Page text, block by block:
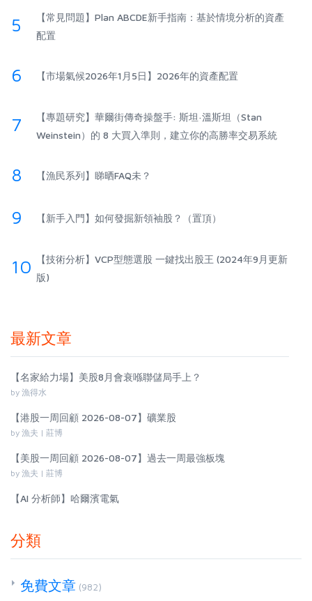
5
【常見問題】Plan ABCDE新手指南：基於情境分析的資產
配置
6 【市場氣候2026年1月5日】2026年的資產配置
7
【專題研究】華爾街傳奇操盤手: 斯坦·溫斯坦（Stan
Weinstein）的 8 大買入準則，建立你的高勝率交易系統
8 【漁民系列】睇晒FAQ未？
9 【新手入門】如何發掘新領袖股？（置頂）
10
【技術分析】VCP型態選股 一鍵找出股王 (2024年9月更新
版)
最新文章
【名家給力場】美股8月會衰喺聯儲局手上？
by 漁得水
【港股一周回顧 2026-08-07】礦業股
by 漁夫 | 莊博
【美股一周回顧 2026-08-07】過去一周最強板塊
by 漁夫 | 莊博
【AI 分析師】哈爾濱電氣
分類
免費文章 (982)